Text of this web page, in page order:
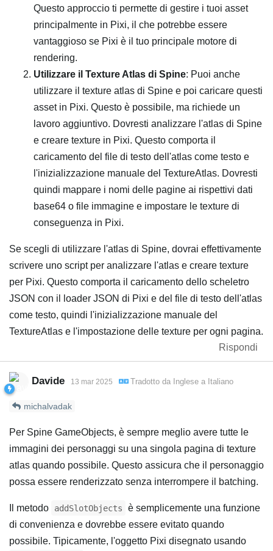
Questo approccio ti permette di gestire i tuoi asset
principalmente in Pixi, il che potrebbe essere
vantaggioso se Pixi è il tuo principale motore di
rendering.
Utilizzare il Texture Atlas di Spine: Puoi anche
utilizzare il texture atlas di Spine e poi caricare questi
asset in Pixi. Questo è possibile, ma richiede un
lavoro aggiuntivo. Dovresti analizzare l'atlas di Spine
e creare texture in Pixi. Questo comporta il
caricamento del file di testo dell'atlas come testo e
l'inizializzazione manuale del TextureAtlas. Dovresti
quindi mappare i nomi delle pagine ai rispettivi dati
base64 o file immagine e impostare le texture di
conseguenza in Pixi.
Se scegli di utilizzare l'atlas di Spine, dovrai effettivamente
scrivere uno script per analizzare l'atlas e creare texture
per Pixi. Questo comporta il caricamento dello scheletro
JSON con il loader JSON di Pixi e del file di testo dell'atlas
come testo, quindi l'inizializzazione manuale del
TextureAtlas e l'impostazione delle texture per ogni pagina.
Rispondi
Davide 13 mar 2025 Tradotto da Inglese a Italiano
michalvadak
Per Spine GameObjects, è sempre meglio avere tutte le
immagini dei personaggi su una singola pagina di texture
atlas quando possibile. Questo assicura che il personaggio
possa essere renderizzato senza interrompere il batching.
Il metodo addSlotObjects
è semplicemente una funzione
di convenienza e dovrebbe essere evitato quando
possibile. Tipicamente, l'oggetto Pixi disegnato usando